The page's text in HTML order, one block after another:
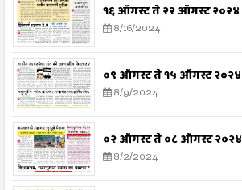
१६ ऑगस्ट ते २२ ऑगस्ट २०२४
8/16/2024
०९ ऑगस्ट ते १५ ऑगस्ट २०२४
8/9/2024
०२ ऑगस्ट ते ०८ ऑगस्ट २०२४
8/2/2024